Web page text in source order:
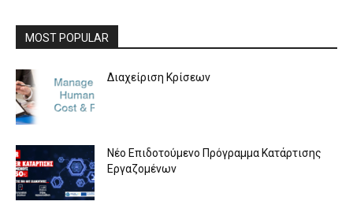
MOST POPULAR
Διαχείριση Κρίσεων
Νέο Επιδοτούμενο Πρόγραμμα Κατάρτισης
Εργαζομένων